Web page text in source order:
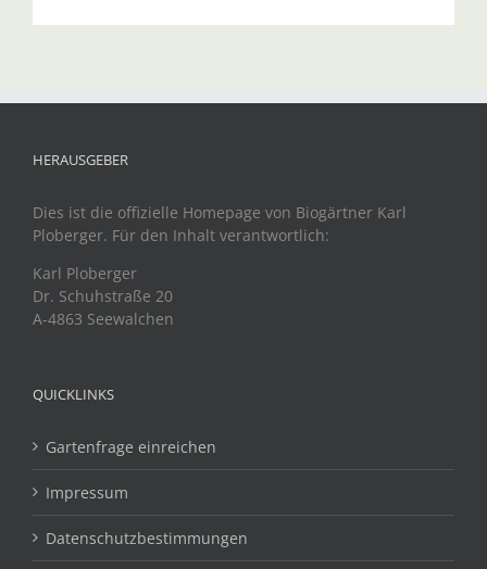
HERAUSGEBER
Dies ist die offizielle Homepage von Biogärtner Karl
Ploberger. Für den Inhalt verantwortlich:
Karl Ploberger
Dr. Schuhstraße 20
A-4863 Seewalchen
QUICKLINKS
Gartenfrage einreichen
Impressum
Datenschutzbestimmungen